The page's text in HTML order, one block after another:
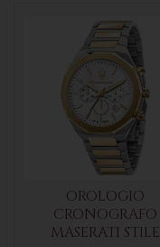
OROLOGIO
CRONOGRAFO
MASERATI STILE